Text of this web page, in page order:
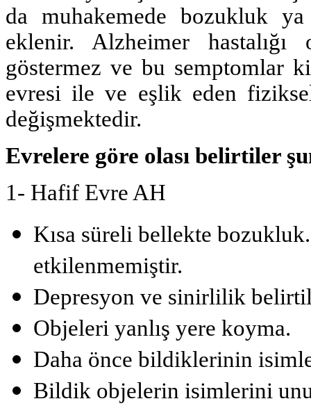
da muhakemede bozukluk
eklenir. Alzheimer
göstermez ve bu semptomlar
evresi ile ve eşlik eden
değişmektedir.
Evrelere göre olası belirtiler
1- Hafif Evre AH
Kısa süreli bellekte
etkilenmemiştir.
Depresyon ve sinirlilik
Objeleri yanlış yere koyma.
Daha önce bildiklerinin
Bildik objelerin isimlerini